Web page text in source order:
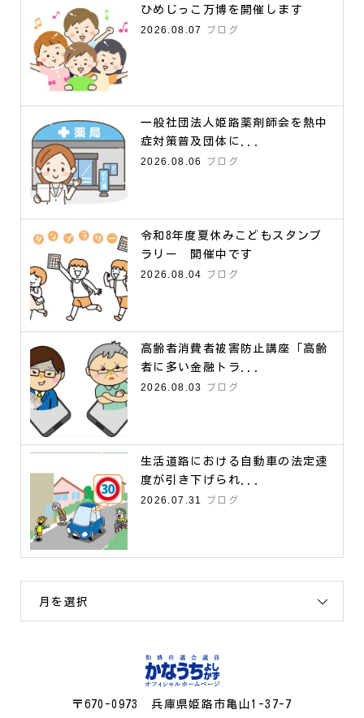
ひめじっこ万博を開催します
2026.08.07
ブログ
一般社団法人姫路薬剤師会を熱中
症対策普及団体に...
2026.08.06
ブログ
令和8年度夏休みこどもスタンプ
ラリー 開催中です
2026.08.04
ブログ
高齢者消費者被害防止講座「高齢
者に多い金融トラ...
2026.08.03
ブログ
生活道路における自動車の法定速
度が引き下げられ...
2026.07.31
ブログ
月を選択
〒670-0973 兵庫県姫路市亀山1-37-7